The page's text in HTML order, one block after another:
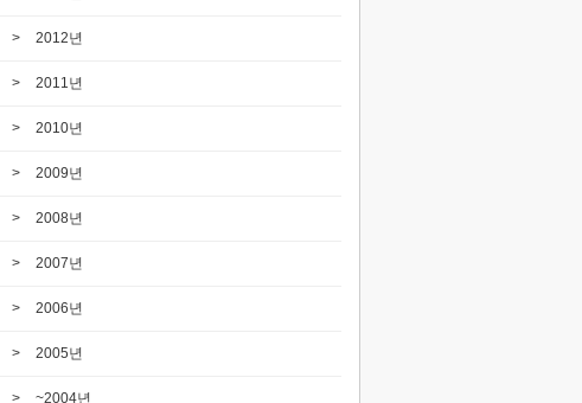
2012년
2011년
2010년
2009년
2008년
2007년
2006년
2005년
~2004년